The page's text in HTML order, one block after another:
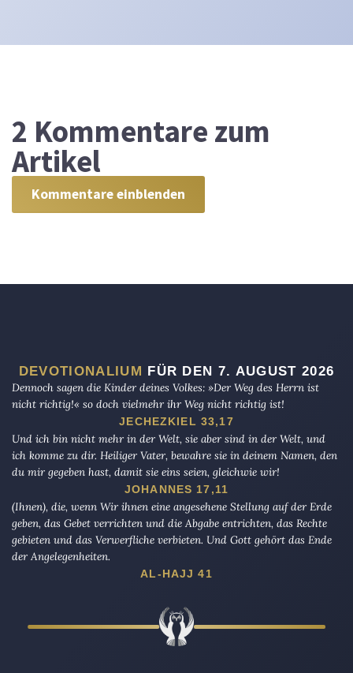
2 Kommentare zum
Artikel
Kommentare einblenden
DEVOTIONALIUM
FÜR DEN 7. AUGUST 2026
Dennoch sagen die Kinder deines Volkes: »Der Weg des Herrn ist
nicht richtig!« so doch vielmehr ihr Weg nicht richtig ist!
JECHEZKIEL 33,17
Und ich bin nicht mehr in der Welt, sie aber sind in der Welt, und
ich komme zu dir. Heiliger Vater, bewahre sie in deinem Namen, den
du mir gegeben hast, damit sie eins seien, gleichwie wir!
JOHANNES 17,11
(Ihnen), die, wenn Wir ihnen eine angesehene Stellung auf der Erde
geben, das Gebet verrichten und die Abgabe entrichten, das Rechte
gebieten und das Verwerfliche verbieten. Und Gott gehört das Ende
der Angelegenheiten.
AL-HAJJ 41